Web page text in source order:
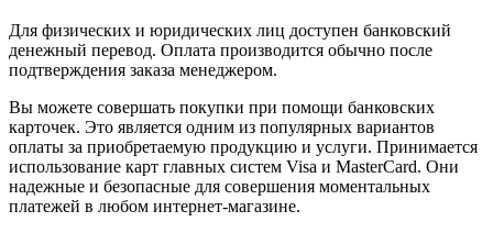
Для физических и юридических лиц доступен банковский
денежный перевод. Оплата производится обычно после
подтверждения заказа менеджером.
Вы можете совершать покупки при помощи банковских
карточек. Это является одним из популярных вариантов
оплаты за приобретаемую продукцию и услуги. Принимается
использование карт главных систем Visa и MasterCard. Они
надежные и безопасные для совершения моментальных
платежей в любом интернет-магазине.